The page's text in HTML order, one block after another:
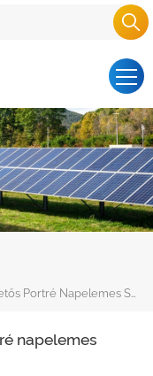
napelemes